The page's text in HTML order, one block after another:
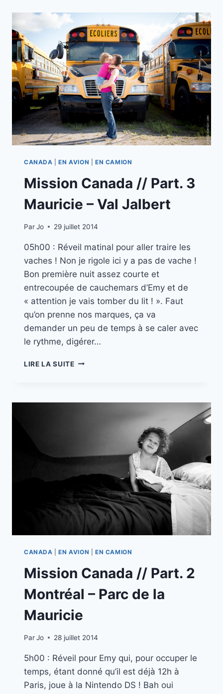
4
VAL
JALBERT
–
SAINT
FELICIEN
CANADA |EN AVION EN CAMION
Mission Canada // Part. 3
Mauricie – Val Jalbert
ParJo 29 juillet 2014
05h00 : Réveil matinal pour aller traire les
vaches ! Non je rigole ici y a pas de vache !
Bon première nuit assez courte et
entrecoupée de cauchemars d’Emy et de
« attention je vais tomber du lit ! ». Faut
qu’on prenne nos marques, ça va
demander un peu de temps à se caler avec
le rythme, digérer…
LIRE LA SUITEMISSION
3
CANADA |EN AVION EN CAMION
Mission Canada // Part. 2
Montréal – Parc de la
Mauricie
ParJo 28 juillet 2014
5h00 : Réveil pour Emy qui, pour occuper le
temps, étant donné qu’il est déjà 12h à
Paris, joue à la Nintendo DS ! Bah oui